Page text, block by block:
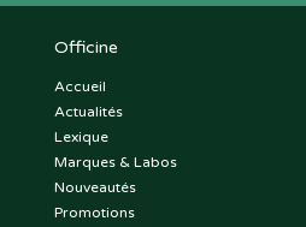
Officine
Accueil
Actualités
Lexique
Marques & Labos
Nouveautés
Promotions